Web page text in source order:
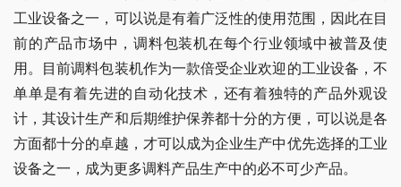
工业设备之一，可以说是有着广泛性的使用范围，因此在目
前的产品市场中，调料包装机在每个行业领域中被普及使
用。目前调料包装机作为一款倍受企业欢迎的工业设备，不
单单是有着先进的自动化技术，还有着独特的产品外观设
计，其设计生产和后期维护保养都十分的方便，可以说是各
方面都十分的卓越，才可以成为企业生产中优先选择的工业
设备之一，成为更多调料产品生产中的必不可少产品。